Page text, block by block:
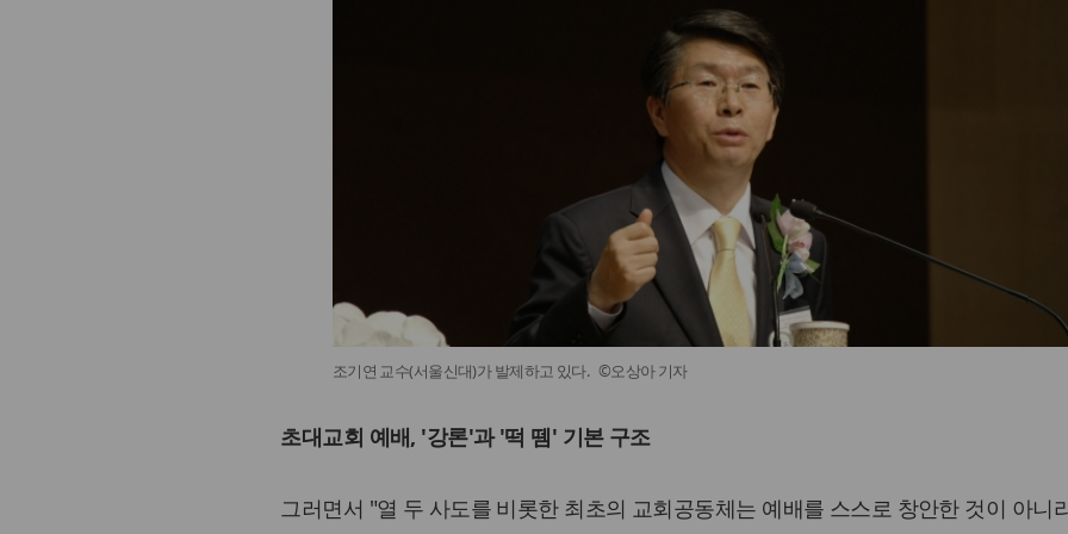
조기연 교수(서울신대)가 발제하고 있다. ©오상아 기자
초대교회 예배, '강론'과 '떡 뗌' 기본 구조
그러면서 "열 두 사도를 비롯한 최초의 교회공동체는 예배를 스스로 창안한 것이 아니